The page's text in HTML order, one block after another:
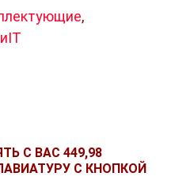
,
С ВАС 449,98
С КНОПКОЙ